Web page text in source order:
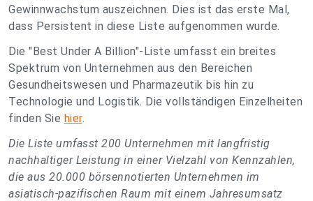
Gewinnwachstum auszeichnen. Dies ist das erste Mal,
dass Persistent in diese Liste aufgenommen wurde.
Die "Best Under A Billion"-Liste umfasst ein breites
Spektrum von Unternehmen aus den Bereichen
Gesundheitswesen und Pharmazeutik bis hin zu
Technologie und Logistik. Die vollständigen Einzelheiten
finden Sie hier.
Die Liste umfasst 200 Unternehmen mit langfristig
nachhaltiger Leistung in einer Vielzahl von Kennzahlen,
die aus 20.000 börsennotierten Unternehmen im
asiatisch-pazifischen Raum mit einem Jahresumsatz